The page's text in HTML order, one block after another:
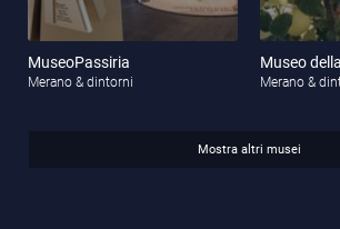
MuseoPassiria
Merano & dintorni
Museo
Merano &
Mostra altri musei